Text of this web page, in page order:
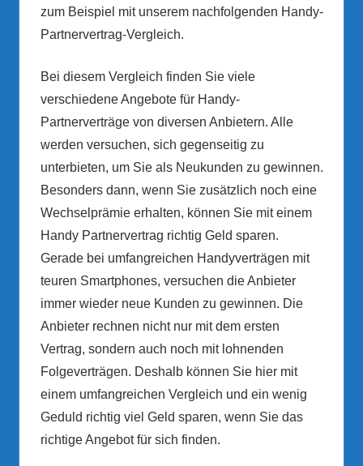
zum Beispiel mit unserem nachfolgenden Handy-
Partnervertrag-Vergleich.
Bei diesem Vergleich finden Sie viele
verschiedene Angebote für Handy-
Partnerverträge von diversen Anbietern. Alle
werden versuchen, sich gegenseitig zu
unterbieten, um Sie als Neukunden zu gewinnen.
Besonders dann, wenn Sie zusätzlich noch eine
Wechselprämie erhalten, können Sie mit einem
Handy Partnervertrag richtig Geld sparen.
Gerade bei umfangreichen Handyverträgen mit
teuren Smartphones, versuchen die Anbieter
immer wieder neue Kunden zu gewinnen. Die
Anbieter rechnen nicht nur mit dem ersten
Vertrag, sondern auch noch mit lohnenden
Folgeverträgen. Deshalb können Sie hier mit
einem umfangreichen Vergleich und ein wenig
Geduld richtig viel Geld sparen, wenn Sie das
richtige Angebot für sich finden.